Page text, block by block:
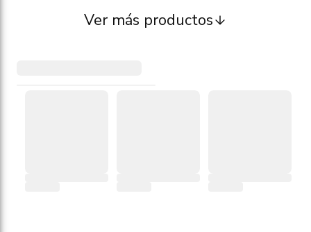
Ver más productos